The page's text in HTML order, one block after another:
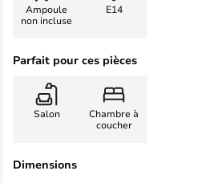
Ampoule
non incluse
E14
Parfait pour ces pièces
Salon
Chambre à
coucher
Dimensions